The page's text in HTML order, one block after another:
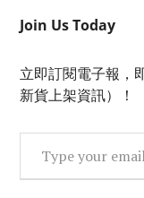
Join Us Today
立即訂閱電子報，
新貨上架資訊）！
Type your email…